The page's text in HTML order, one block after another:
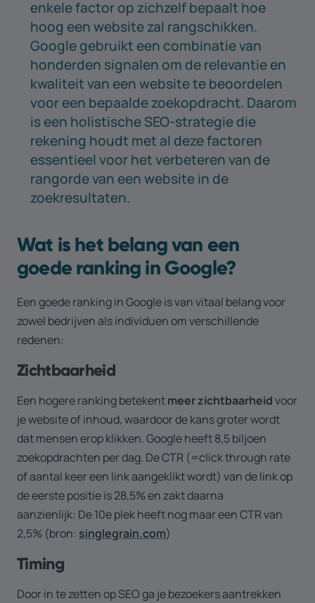
enkele factor op zichzelf bepaalt hoe
hoog een website zal rangschikken.
Google gebruikt een combinatie van
honderden signalen om de relevantie en
kwaliteit van een website te beoordelen
voor een bepaalde zoekopdracht. Daarom
is een holistische SEO-strategie die
rekening houdt met al deze factoren
essentieel voor het verbeteren van de
rangorde van een website in de
zoekresultaten.
Wat is het belang van een
goede ranking in Google?
Een goede ranking in Google is van vitaal belang voor
zowel bedrijven als individuen om verschillende
redenen:
Zichtbaarheid
Een hogere ranking betekentmeer zichtbaarheidvoor
je website of inhoud, waardoor de kans groter wordt
dat mensen erop klikken. Google heeft 8,5 biljoen
zoekopdrachten per dag. De CTR (=click through rate
of aantal keer een link aangeklikt wordt) van de link op
de eerste positie is 28,5% en zakt daarna
aanzienlijk: De 10e plek heeft nog maar een CTR van
2,5% (bron: singlegrain.com)
Timing
Door in te zetten op SEO ga je bezoekers aantrekken